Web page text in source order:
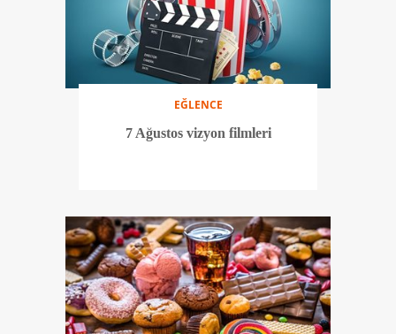
EĞLENCE
7 Ağustos vizyon filmleri